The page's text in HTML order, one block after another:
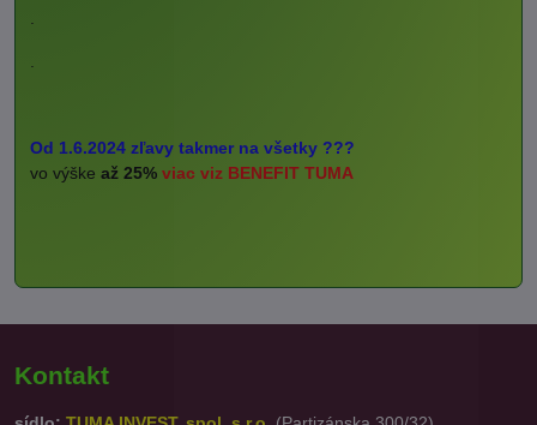
.
.
Od 1.6.2024 zľavy takmer na všetky ???
vo výške až 25% viac viz BENEFIT TUMA
Kontakt